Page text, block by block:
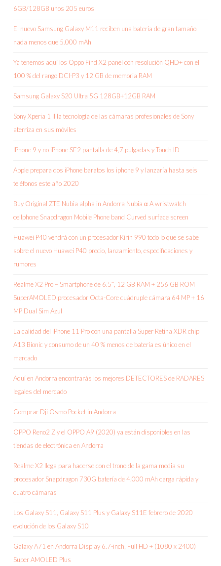
6GB/128GB unos 205 euros
El nuevo Samsung Galaxy M11 reciben una batería de gran tamaño
nada menos que 5.000 mAh
Ya tenemos aquí los Oppo Find X2 panel con resolución QHD+ con el
100 % del rango DCI-P3 y 12 GB de memoria RAM
Samsung Galaxy S20 Ultra 5G 128GB+12GB RAM
Sony Xperia 1 II la tecnología de las cámaras profesionales de Sony
aterriza en sus móviles
IPhone 9 y no iPhone SE2 pantalla de 4,7 pulgadas y Touch ID
Apple prepara dos iPhone baratos los iphone 9 y lanzaría hasta seis
teléfonos este año 2020
Buy Original ZTE Nubia alpha in Andorra Nubia α A wristwatch
cellphone Snapdragon Mobile Phone band Curved surface screen
Huawei P40 vendrá con un procesador Kirin 990 todo lo que se sabe
sobre el nuevo Huawei P40 precio, lanzamiento, especificaciones y
rumores
Realme X2 Pro – Smartphone de 6.5″, 12 GB RAM + 256 GB ROM
SuperAMOLED procesador Octa-Core cuádruple cámara 64 MP + 16
MP Dual Sim Azul
La calidad del iPhone 11 Pro con una pantalla Super Retina XDR chip
A13 Bionic y consumo de un 40 % menos de batería es único en el
mercado
Aquí en Andorra encontrarás los mejores DETECTORES de RADARES
legales del mercado
Comprar Dji Osmo Pocket in Andorra
OPPO Reno2 Z y el OPPO A9 (2020) ya están disponibles en las
tiendas de electrónica en Andorra
Realme X2 llega para hacerse con el trono de la gama media su
procesador Snapdragon 730G batería de 4.000 mAh carga rápida y
cuatro cámaras
Los Galaxy S11, Galaxy S11 Plus y Galaxy S11E febrero de 2020
evolución de los Galaxy S10
Galaxy A71 en Andorra Display 6.7-inch, Full HD + (1080 x 2400)
Super AMOLED Plus